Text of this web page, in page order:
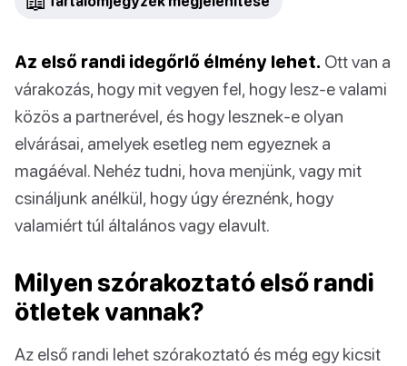
Az első randi idegőrlő élmény lehet. Ott van a
várakozás, hogy mit vegyen fel, hogy lesz-e valami
közös a partnerével, és hogy lesznek-e olyan
elvárásai, amelyek esetleg nem egyeznek a
magáéval. Nehéz tudni, hova menjünk, vagy mit
csináljunk anélkül, hogy úgy éreznénk, hogy
valamiért túl általános vagy elavult.
Milyen szórakoztató első randi
ötletek vannak?
Az első randi lehet szórakoztató és még egy kicsit